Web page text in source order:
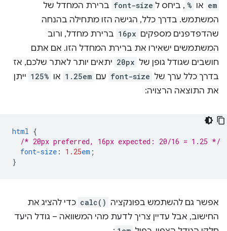
em או % , ביחס ל font-size ברירת המחדל של
המשתמש. בדרך כלל, הגישה הזו מתחילה בהנחה
שהדפדפנים מספקים 16px ברירת מחדל, ורוב
המשתמשים ישאירו את ברירת המחדל הזו. אם אתם
חושבים שגודל גופן של 20px יתאים יותר לאתר שלכם, אז
בדרך כלל ערך של font-size עם 1.25em או 125% ייתן
את התוצאה הרצויה:
html {
/* 20px preferred, 16px expected: 20/16 = 1.25 */
font-size : 1.25em ;
}
אפשר גם להשתמש בפונקציה calc() כדי להציג את
החישוב, אבל עדיין צריך לדעת מהי המשוואה – גודל היעד